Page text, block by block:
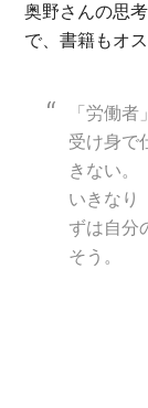
奥野さんの思
で、書籍もオス
「労働
受け身で
きない。
いきなり
ずは自分
そう。